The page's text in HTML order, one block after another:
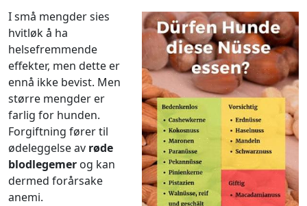
I små mengder sies
hvitløk å ha
helsefremmende
effekter, men dette er
ennå ikke bevist. Men
større mengder er
farlig for hunden.
Forgiftning fører til
ødeleggelse av røde
blodlegemer og kan
dermed forårsake
anemi.